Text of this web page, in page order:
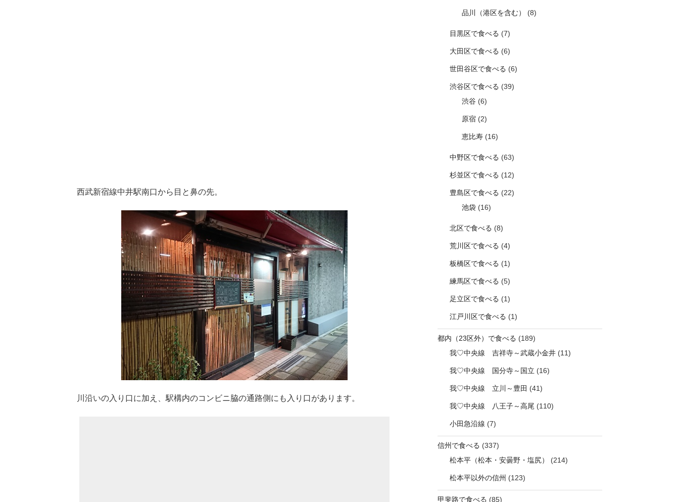
西武新宿線中井駅南口から目と鼻の先。
川沿いの入り口に加え、駅構内のコンビニ脇の通路側にも入り口があります。
品川（港区を含む） (8)
目黒区で食べる (7)
大田区で食べる (6)
世田谷区で食べる (6)
渋谷区で食べる (39)
渋谷 (6)
原宿 (2)
恵比寿 (16)
中野区で食べる (63)
杉並区で食べる (12)
豊島区で食べる (22)
池袋 (16)
北区で食べる (8)
荒川区で食べる (4)
板橋区で食べる (1)
練馬区で食べる (5)
足立区で食べる (1)
江戸川区で食べる (1)
都内（23区外）で食べる (189)
我♡中央線 吉祥寺～武蔵小金井 (11)
我♡中央線 国分寺～国立 (16)
我♡中央線 立川～豊田 (41)
我♡中央線 八王子～高尾 (110)
小田急沿線 (7)
信州で食べる (337)
松本平（松本・安曇野・塩尻）
(214)
松本平以外の信州 (123)
甲斐路で食べる (85)